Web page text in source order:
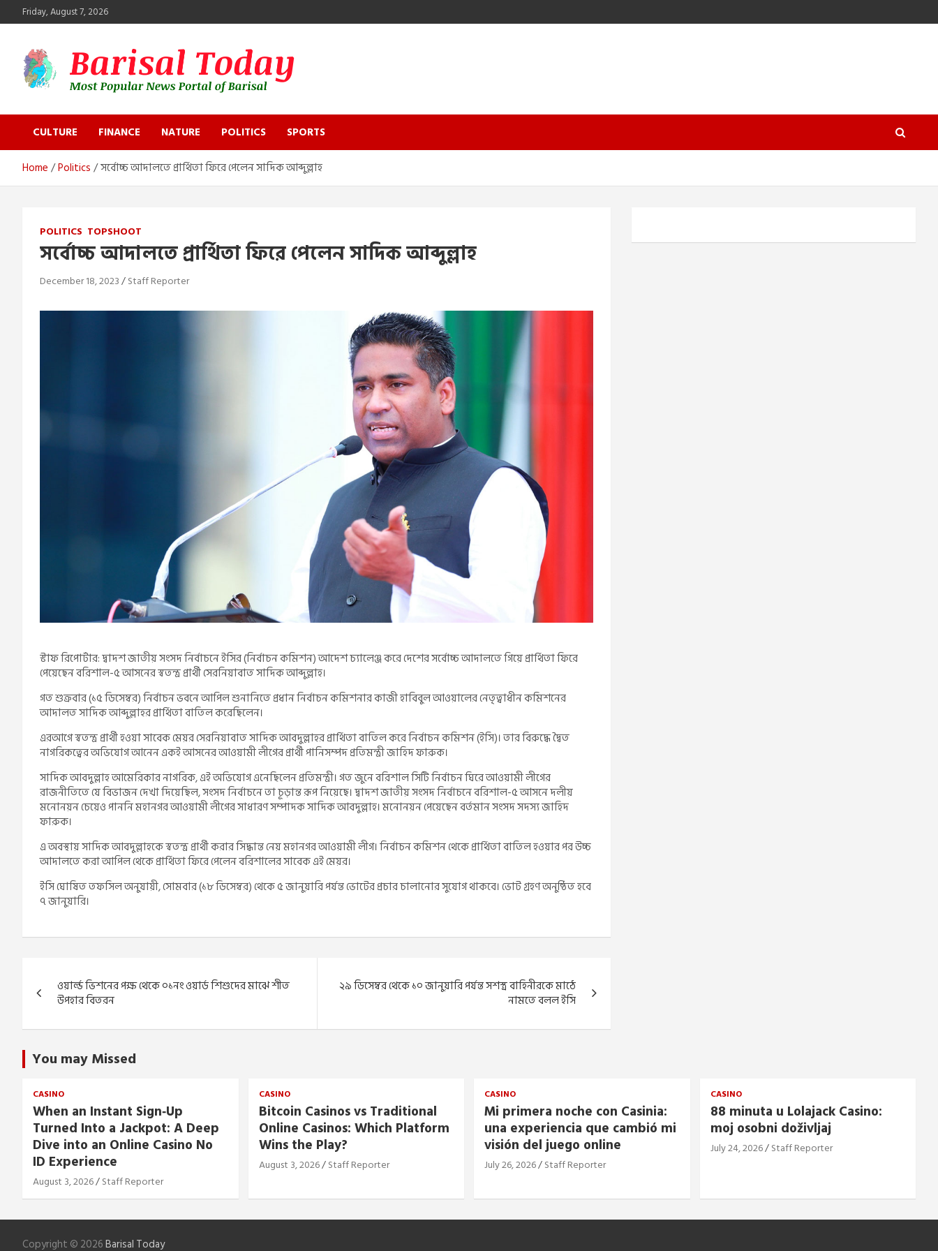
to
Friday, August 7, 2026
Barisal Today
CULTURE
FINANCE NATURE POLITICS SPORTS
Home Politics সর্বোচ্চ আদালতে প্রার্থিতা ফিরে পেলেন সাদিক আব্দুল্লাহ
POLITICS TOPSHOOT
সর্বোচ্চ আদালতে প্রার্থিতা ফিরে পেলেন সাদিক আব্দুল্লাহ
December 18, 2023 Staff Reporter
স্টাফ রিপোর্টার: দ্বাদশ জাতীয় সংসদ নির্বাচনে ইসির (নির্বাচন কমিশন) আদেশ চ্যালেঞ্জ করে দেশের সর্বোচ্চ আদালতে গিয়ে প্রার্থিতা ফিরে
পেয়েছেন বরিশাল-৫ আসনের স্বতন্ত্র প্রার্থী সেরনিয়াবাত সাদিক আব্দুল্লাহ।
গত শুক্রবার (১৫ ডিসেম্বর) নির্বাচন ভবনে আপিল শুনানিতে প্রধান নির্বাচন কমিশনার কাজী হাবিবুল আওয়ালের নেতৃত্বাধীন কমিশনের
আদালত সাদিক আব্দুল্লাহর প্রার্থিতা বাতিল করেছিলেন।
এরআগে স্বতন্ত্র প্রার্থী হওয়া সাবেক মেয়র সেরনিয়াবাত সাদিক আবদুল্লাহর প্রার্থিতা বাতিল করে নির্বাচন কমিশন (ইসি)। তার বিরুদ্ধে দ্বৈত
নাগরিকত্বের অভিযোগ আনেন একই আসনের আওয়ামী লীগের প্রার্থী পানিসম্পদ প্রতিমন্ত্রী জাহিদ ফারুক।
সাদিক আবদুল্লাহ আমেরিকার নাগরিক, এই অভিযোগ এনেছিলেন প্রতিমন্ত্রী। গত জুনে বরিশাল সিটি নির্বাচন ঘিরে আওয়ামী লীগের
রাজনীতিতে যে বিভাজন দেখা দিয়েছিল, সংসদ নির্বাচনে তা চূড়ান্ত রূপ নিয়েছে। দ্বাদশ জাতীয় সংসদ নির্বাচনে বরিশাল-৫ আসনে দলীয়
মনোনয়ন চেয়েও পাননি মহানগর আওয়ামী লীগের সাধারণ সম্পাদক সাদিক আবদুল্লাহ। মনোনয়ন পেয়েছেন বর্তমান সংসদ সদস্য জাহিদ
ফারুক।
এ অবস্থায় সাদিক আবদুল্লাহকে স্বতন্ত্র প্রার্থী করার সিদ্ধান্ত নেয় মহানগর আওয়ামী লীগ। নির্বাচন কমিশন থেকে প্রার্থিতা বাতিল হওয়ার পর উচ্চ
আদালতে করা আপিল থেকে প্রার্থিতা ফিরে পেলেন বরিশালের সাবেক এই মেয়র।
ইসি ঘোষিত তফসিল অনুযায়ী, সোমবার (১৮ ডিসেম্বর) থেকে ৫ জানুয়ারি পর্যন্ত ভোটের প্রচার চালানোর সুযোগ থাকবে। ভোট গ্রহণ অনুষ্ঠিত হবে
৭ জানুয়ারি।
navigation
ওয়ার্ল্ড ভিশনের পক্ষ থেকে ০১নং ওয়ার্ড শিশুদের মাঝে শীত
উপহার বিতরন
২৯ ডিসেম্বর থেকে ১০ জানুয়ারি পর্যন্ত সশস্ত্র বাহিনীরকে মাঠে
নামতে বলল ইসি
You may Missed
CASINO
When an Instant Sign‑Up
Turned Into a Jackpot: A Deep
Dive into an Online Casino No
ID Experience
August 3, 2026 Staff Reporter
CASINO
Bitcoin Casinos vs Traditional
Online Casinos: Which Platform
Wins the Play?
August 3, 2026 Staff Reporter
CASINO
Mi primera noche con Casinia:
una experiencia que cambió mi
visión del juego online
July 26, 2026 Staff Reporter
CASINO
88 minuta u Lolajack Casino:
moj osobni doživljaj
July 24, 2026 Staff Reporter
Copyright © 2026Barisal Today